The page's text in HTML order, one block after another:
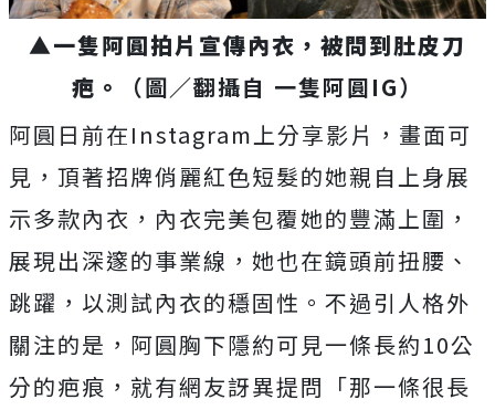
▲一隻阿圓拍片宣傳內衣，被問到肚皮刀
疤。
（圖／翻攝自 一隻阿圓IG）
阿圓日前在Instagram上分享影片，畫面可
見， 頂著招牌俏麗紅色短髮的她親自上身展
示多款內衣，內衣完美包覆她的豐滿上圍，
展現出深邃的事業線，她也在鏡頭前扭腰、
跳躍，以測試內衣的穩固性。不過引人格外
關注的是， 阿圓胸下隱約可見一條長約10公
分的疤痕，就有網友訝異提問「那一條很長